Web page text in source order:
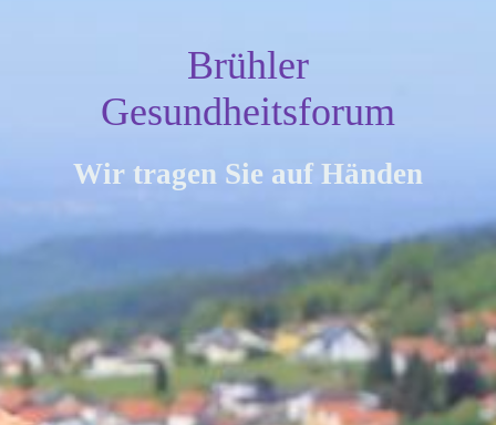
Brühler
Gesundheitsforum
Wir tragen Sie auf Händen